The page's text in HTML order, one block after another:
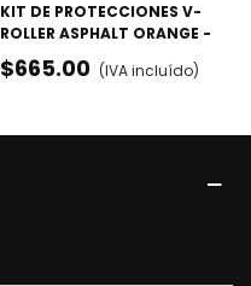
KIT DE PROTECCIONES V-
ROLLER ASPHALT ORANGE -
RODILLERAS, CODERAS Y
MUÑEQUERAS
$665.00 (IVA incluído)